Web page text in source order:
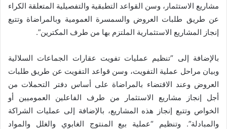
مشاريع الاستثمار، وسن القواعد التطبقية والتفصيلية المتعلقة الكراء
عن طريق طلبات العروض والسمسرة العمومية وبالمراضاة وتتبع
إنجاز المشاريع الاستثمارية الملتزم بها من طرف المكترين”.
بالإضافة إلى “تنظيم عمليات تفويت عقارات الجماعات السلالية
وبيان مراحل عملية التفويت، وسن قواعد التفويت عن طريق طلبات
العروض وعند الاقتضاء بالمراضاة على أساس دفتر التحملات من
أجل إنجاز مشاريع الاستثمار من طرف الفاعلين العموميين أو
الخواص وتتبع إنجاز هذه المشاريع، بالإضافة إلى عمليات الشراكة
والمبادلة”. وتنظيم “عملية بيع المنتوج الغابوي والغلل والمواد